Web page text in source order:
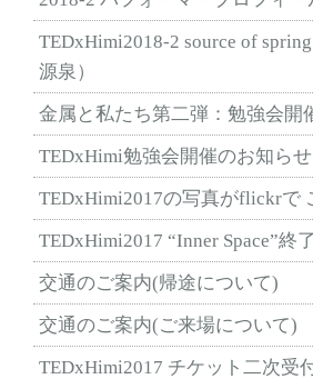
TEDxHimi2018-2 source of
源泉）
金属と私たち第二弾：勉強会開
TEDxHimi勉強会開催のお知らせ
TEDxHimi2017の写真がflickrで
TEDxHimi2017 “Inner Space”終
交通のご案内(帰途について)
交通のご案内(ご来場について)
TEDxHimi2017 チケット二次受